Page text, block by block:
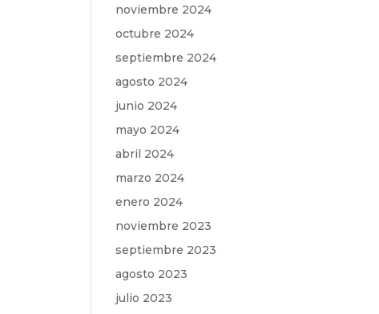
noviembre 2024
octubre 2024
septiembre 2024
agosto 2024
junio 2024
mayo 2024
abril 2024
marzo 2024
enero 2024
noviembre 2023
septiembre 2023
agosto 2023
julio 2023